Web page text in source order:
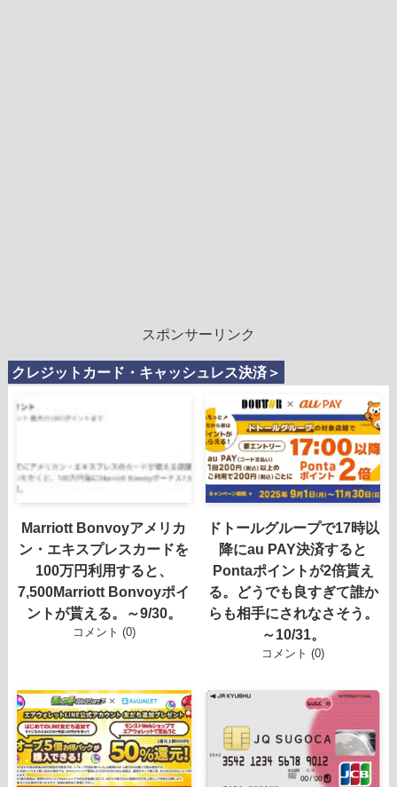
スポンサーリンク
クレジットカード・キャッシュレス決済＞
Marriott Bonvoyアメリカ
ン・エキスプレスカードを
100万円利用すると、
7,500Marriott Bonvoyポイ
ントが貰える。～9/30。
コメント (0)
ドトールグループで17時以
降にau PAY決済すると
Pontaポイントが2倍貰え
る。どうでも良すぎて誰か
らも相手にされなさそう。
～10/31。
コメント (0)